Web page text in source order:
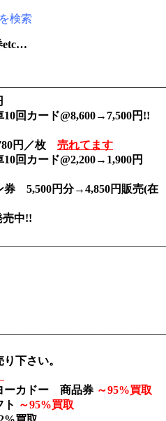
検索
etc…
回カード@8,600→7,500円!!
円／枚
売れてます
回カード@2,200→1,900円
券 5,500円分→4,850円販売(在
中!!
り下さい。
ーカドー 商品券 ～95%買取
ト ～95%買取